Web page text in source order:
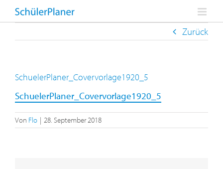
Zum
Inhalt
Zurück
SchuelerPlaner_Covervorlage1920_5
SchuelerPlaner_Covervorlage1920_5
Von Flo | 28. September 2018